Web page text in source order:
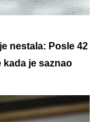
nestala: Posle 42
kada je saznao